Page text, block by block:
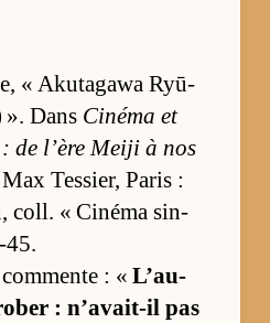
« Aku­ta­gawa Ryū­
Dans Ci­néma et
de l’ère Meiji à nos
Tes­sier, Pa­ris :
coll. « Ci­néma sin­
45.
: « L’au­
: n’avait-il pas